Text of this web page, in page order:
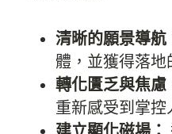
清晰的願景導航
體，並獲得落地
轉化匱乏與焦慮
重新感受到掌控